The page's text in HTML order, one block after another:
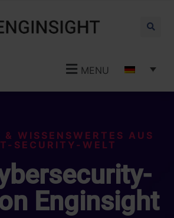
MENU
& WISSENSWERTES AUS
SECURITY-WELT
Enginsight